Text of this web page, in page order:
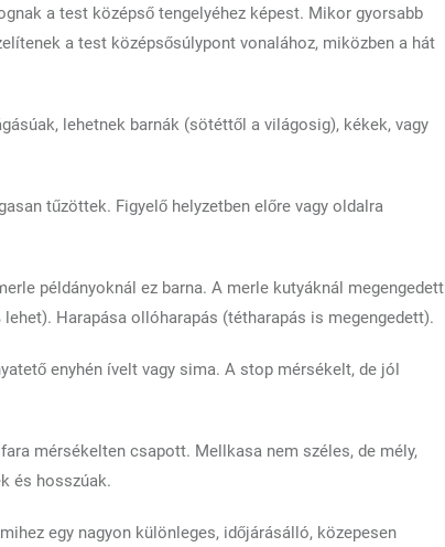
a test középső tengelyéhez képest. Mikor gyorsabb
a test középsősúlypont vonalához, miközben a hát
lehetnek barnák (sötéttől a világosig), kékek, vagy
tűzöttek. Figyelő helyzetben előre vagy oldalra
példányoknál ez barna. A merle kutyáknál megengedett
Harapása ollóharapás (tétharapás is megengedett).
enyhén ívelt vagy sima. A stop mérsékelt, de jól
mérsékelten csapott. Mellkasa nem széles, de mély,
és hosszúak.
egy nagyon különleges, időjárásálló, közepesen